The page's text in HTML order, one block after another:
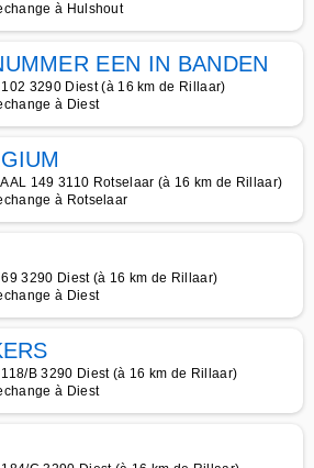
à Hulshout
EEN IN BANDEN
102 3290 Diest (à 16 km de Rillaar)
à Diest
149 3110 Rotselaar (à 16 km de Rillaar)
à Rotselaar
69 3290 Diest (à 16 km de Rillaar)
à Diest
B 3290 Diest (à 16 km de Rillaar)
à Diest